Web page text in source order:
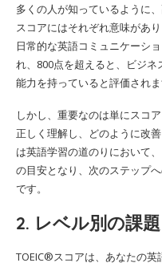
多くの人が知っているように
スコアにはそれぞれ意味があ
日常的な英語コミュニケーシ
れ、800点を超えると、ビジ
能力を持っていると評価されま
しかし、重要なのは単にスコ
正しく理解し、どのように改
は英語学習の道のりにおいて
の目安となり、次のステップ
です。
2. レベル別の課
TOEIC®スコアは、あなたの